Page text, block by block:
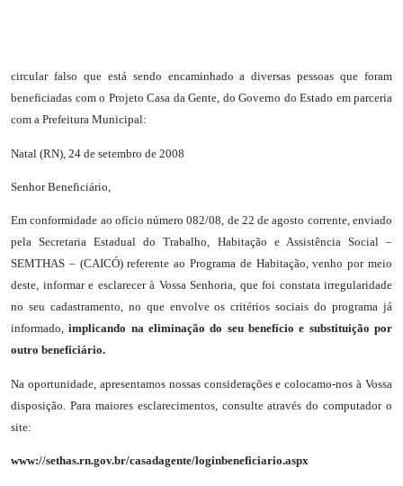
circular falso que está sendo encaminhado a diversas pessoas que foram
beneficiadas com o Projeto Casa da Gente, do Governo do Estado em parceria
com a Prefeitura Municipal:
Natal (RN), 24 de setembro de 2008
Senhor Beneficiário,
Em conformidade ao ofício número 082/08, de 22 de agosto corrente, enviado
pela Secretaria Estadual do Trabalho, Habitação e Assistência Social –
SEMTHAS – (CAICÓ) referente ao Programa de Habitação, venho por meio
deste, informar e esclarecer à Vossa Senhoria, que foi constata irregularidade
no seu cadastramento, no que envolve os critérios sociais do programa já
informado,implicando na eliminação do seu benefício e substituição por
outro beneficiário.
Na oportunidade, apresentamos nossas considerações e colocamo-nos à Vossa
disposição. Para maiores esclarecimentos, consulte através do computador o
site:
www://sethas.rn.gov.br/casadagente/loginbeneficiario.aspx